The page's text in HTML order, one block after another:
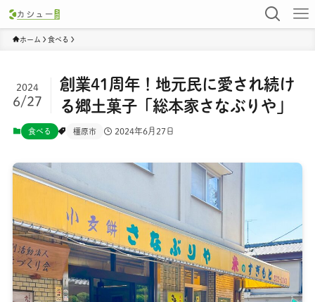
ホーム 食べる
創業41周年！地元民に愛され続け
る郷土菓子「総本家さなぶりや」
2024
6/27
食べる 橿原市 2024年6月27日